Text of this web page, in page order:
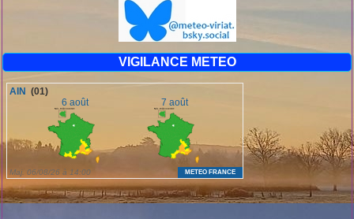
VIGILANCE METEO